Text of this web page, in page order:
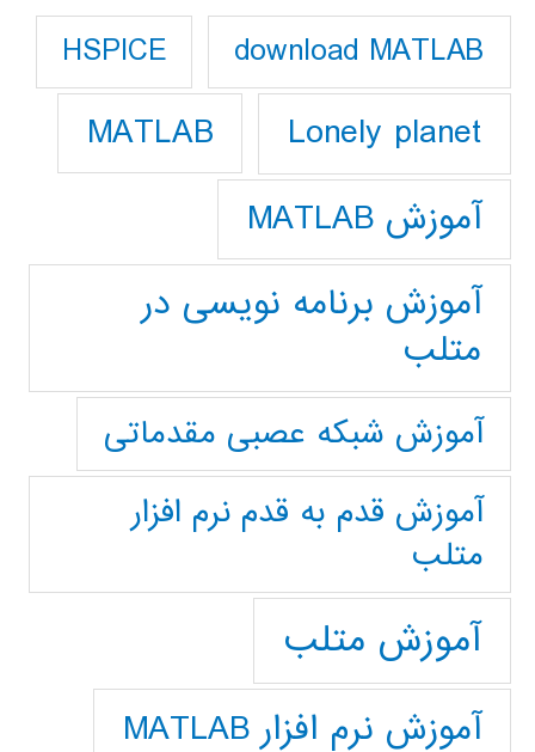
download MATLAB
HSPICE
Lonely planet
MATLAB
آموزش MATLAB
آموزش برنامه نویسی در
متلب
آموزش شبکه عصبی مقدماتی
آموزش قدم به قدم نرم افزار
متلب
آموزش متلب
آموزش نرم افزار MATLAB